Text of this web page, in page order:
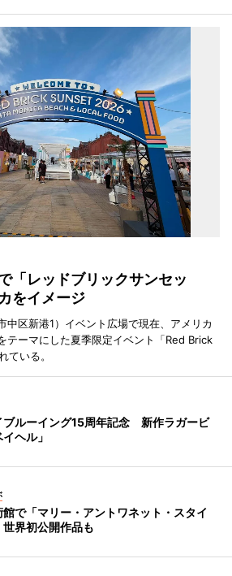
「レッドブリックサンセッ
をイメージ
中区新港1）イベント広場で現在、アメリカ
テーマにした夏季限定イベント「Red Brick
ている。
ブルーイング15周年記念 新作ラガービ
ヘル」
で「マリー・アントワネット・スタイ
界初公開作品も